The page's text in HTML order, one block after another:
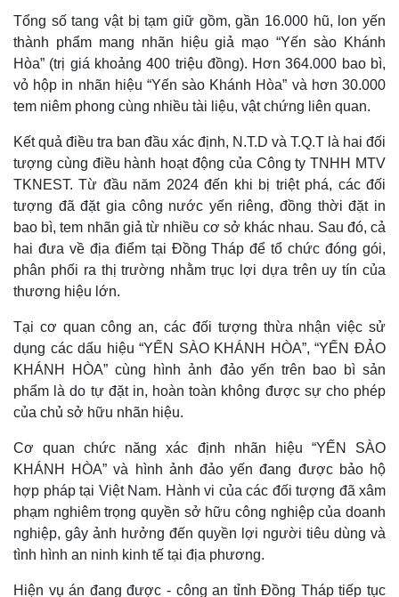
Thế giới
Quan sát
Cuộc sống đó đây
Hồ sơ
Multimedia
Video
Ảnh
E-Magazine
Infographic
Tổng số tang vật bị tạm giữ gồm, gần 16.000 hũ, lon yến
thành phẩm mang nhãn hiệu giả mạo “Yến sào Khánh
Hòa” (trị giá khoảng 400 triệu đồng). Hơn 364.000 bao bì,
vỏ hộp in nhãn hiệu “Yến sào Khánh Hòa” và hơn 30.000
tem niêm phong cùng nhiều tài liệu, vật chứng liên quan.
Kết quả điều tra ban đầu xác định, N.T.D và T.Q.T là hai đối
tượng cùng điều hành hoạt động của Công ty TNHH MTV
TKNEST. Từ đầu năm 2024 đến khi bị triệt phá, các đối
tượng đã đặt gia công nước yến riêng, đồng thời đặt in
bao bì, tem nhãn giả từ nhiều cơ sở khác nhau. Sau đó, cả
hai đưa về địa điểm tại Đồng Tháp để tổ chức đóng gói,
phân phối ra thị trường nhằm trục lợi dựa trên uy tín của
thương hiệu lớn.
Tại cơ quan công an, các đối tượng thừa nhận việc sử
dụng các dấu hiệu “YẾN SÀO KHÁNH HÒA”, “YẾN ĐẢO
KHÁNH HÒA” cùng hình ảnh đảo yến trên bao bì sản
phẩm là do tự đặt in, hoàn toàn không được sự cho phép
của chủ sở hữu nhãn hiệu.
Cơ quan chức năng xác định nhãn hiệu “YẾN SÀO
KHÁNH HÒA” và hình ảnh đảo yến đang được bảo hộ
hợp pháp tại Việt Nam. Hành vi của các đối tượng đã xâm
phạm nghiêm trọng quyền sở hữu công nghiệp của doanh
nghiệp, gây ảnh hưởng đến quyền lợi người tiêu dùng và
tình hình an ninh kinh tế tại địa phương.
Hiện vụ án đang được - công an tỉnh Đồng Tháp tiếp tục